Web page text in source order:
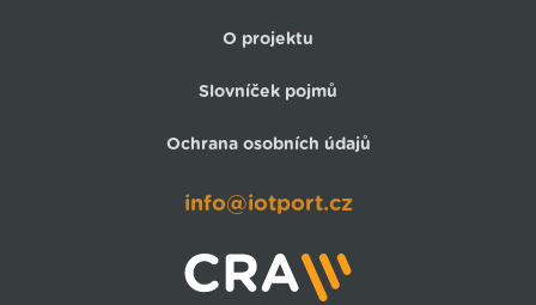
O projektu
Slovníček pojmů
Ochrana osobních údajů
info@iotport.cz